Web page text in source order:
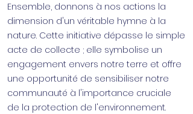
Ensemble, donnons à nos actions la
dimension d'un véritable hymne à la
nature. Cette initiative dépasse le simple
acte de collecte ; elle symbolise un
engagement envers notre terre et offre
une opportunité de sensibiliser notre
communauté à l'importance cruciale
de la protection de l'environnement.